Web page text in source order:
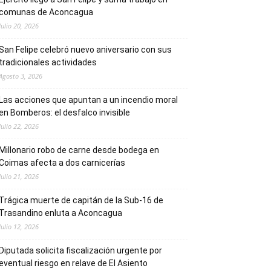
de Aconcagua
20, 2026
Felipe celebró nuevo aniversario con sus
actividades
3, 2026
acciones que apuntan a un incendio moral
Bomberos: el desfalco invisible
22, 2026
robo de carne desde bodega en
afecta a dos carnicerías
21, 2026
muerte de capitán de la Sub-16 de
enluta a Aconcagua
12, 2026
solicita fiscalización urgente por
riesgo en relave de El Asiento